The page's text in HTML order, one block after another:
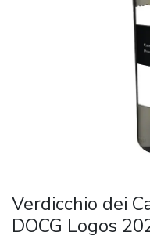
Verdicchio dei
DOCG Logos